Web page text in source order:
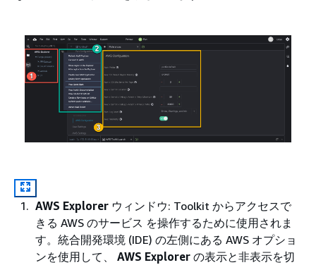
AWS Explorer ウィンドウ: Toolkit からアクセスで
きる AWS のサービス を操作するために使用されま
す。統合開発環境 (IDE) の左側にある AWS オプショ
ンを使用して、 AWS Explorer の表示と非表示を切